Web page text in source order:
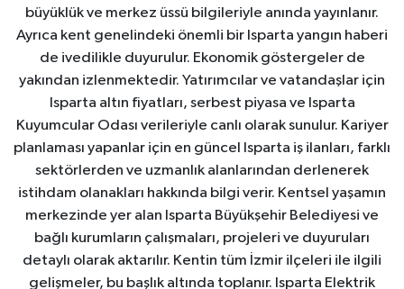
büyüklük ve merkez üssü bilgileriyle anında yayınlanır.
Ayrıca kent genelindeki önemli bir Isparta yangın haberi
de ivedilikle duyurulur. Ekonomik göstergeler de
yakından izlenmektedir. Yatırımcılar ve vatandaşlar için
Isparta altın fiyatları, serbest piyasa ve Isparta
Kuyumcular Odası verileriyle canlı olarak sunulur. Kariyer
planlaması yapanlar için en güncel Isparta iş ilanları, farklı
sektörlerden ve uzmanlık alanlarından derlenerek
istihdam olanakları hakkında bilgi verir. Kentsel yaşamın
merkezinde yer alan Isparta Büyükşehir Belediyesi ve
bağlı kurumların çalışmaları, projeleri ve duyuruları
detaylı olarak aktarılır. Kentin tüm İzmir ilçeleri ile ilgili
gelişmeler, bu başlık altında toplanır. Isparta Elektrik